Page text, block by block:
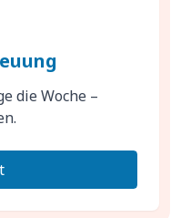
die Woche –